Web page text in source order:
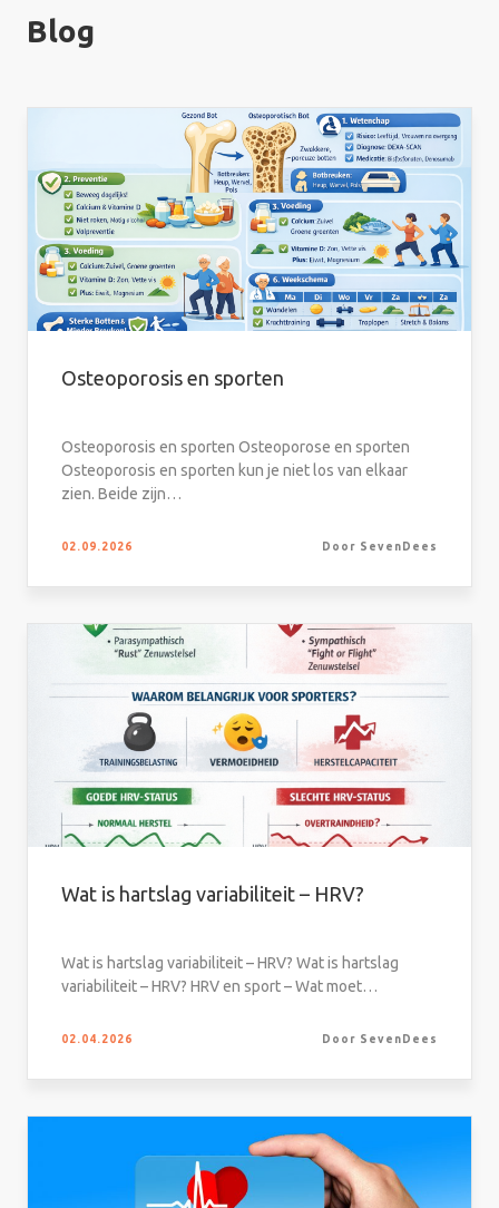
Blog
Osteoporosis en sporten
Osteoporosis en sporten Osteoporose en sporten
Osteoporosis en sporten kun je niet los van elkaar
zien. Beide zijn…
02.09.2026 Door SevenDees
Wat is hartslag variabiliteit – HRV?
Wat is hartslag variabiliteit – HRV? Wat is hartslag
variabiliteit – HRV? HRV en sport – Wat moet…
02.04.2026 Door SevenDees